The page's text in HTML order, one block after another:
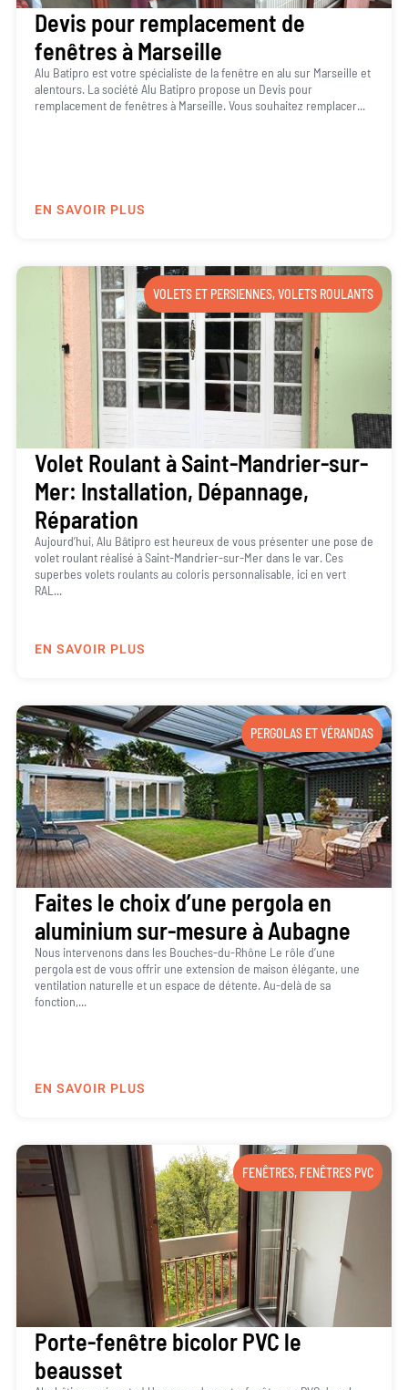
Devis pour remplacement de
fenêtres à Marseille
Alu Batipro est votre spécialiste de la fenêtre en alu sur Marseille et
alentours. La société Alu Batipro propose un Devis pour
remplacement de fenêtres à Marseille. Vous souhaitez remplacer...
EN SAVOIR PLUS
VOLETS ET PERSIENNES,VOLETS ROULANTS
Volet Roulant à Saint-Mandrier-sur-
Mer: Installation, Dépannage,
Réparation
Aujourd’hui, Alu Bâtipro est heureux de vous présenter une pose de
volet roulant réalisé à Saint-Mandrier-sur-Mer dans le var. Ces
superbes volets roulants au coloris personnalisable, ici en vert
RAL...
EN SAVOIR PLUS
PERGOLAS ET VÉRANDAS
Faites le choix d’une pergola en
aluminium sur-mesure à Aubagne
Nous intervenons dans les Bouches-du-Rhône Le rôle d’une
pergola est de vous offrir une extension de maison élégante, une
ventilation naturelle et un espace de détente. Au-delà de sa
fonction,...
EN SAVOIR PLUS
FENÊTRES, FENÊTRES PVC
Porte-fenêtre bicolor PVC le
beausset